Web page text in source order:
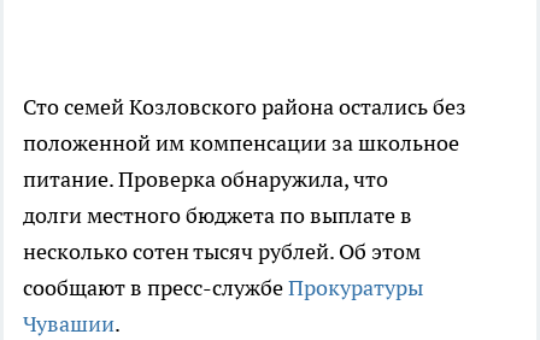
Сто семей Козловского района остались без
положенной им компенсации за школьное
питание. Проверка обнаружила, что
долги местного бюджета по выплате в
несколько сотен тысяч рублей. Об этом
сообщают в пресс-службеПрокуратуры
Чувашии.